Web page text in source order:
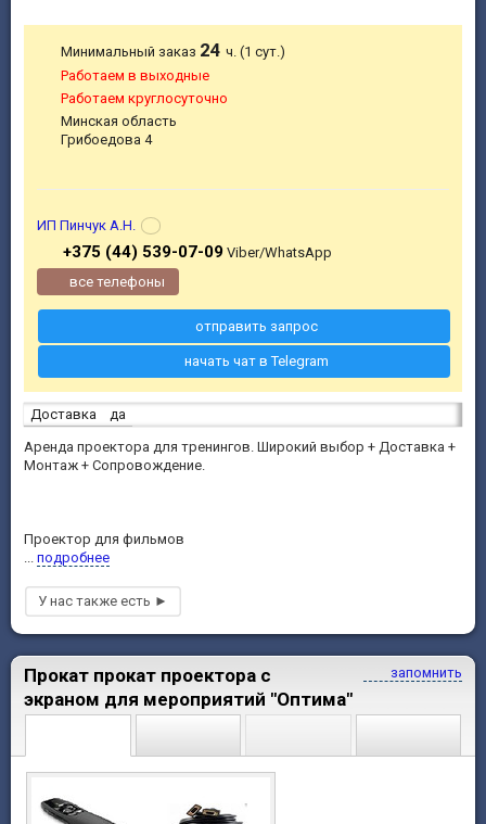
Доставка
да
Аренда проектора для тренингов. Широкий выбор + Доставка +
Монтаж + Сопровождение.
Проектор для фильмов
... подробнее
Минимальный заказ 24ч. (1 сут.)
Работаем в выходные
Работаем круглосуточно
Минская область
Грибоедова 4
ИП Пинчук А.Н.
+375 (44) 539-07-09Viber/WhatsApp
все телефоны
отправить запрос
начать чат в Telegram
запомнить
Прокат прокат проектора с
экраном для мероприятий "Оптима"